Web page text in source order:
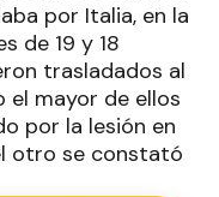
por Italia, en la
de 19 y 18
trasladados al
el mayor de ellos
por la lesión en
otro se constató